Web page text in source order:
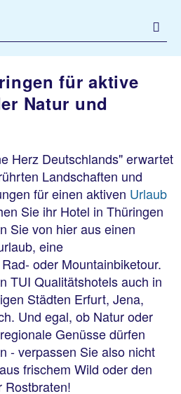
für aktive
Natur und
Herz Deutschlands" erwartet
Landschaften und
für einen aktiven Urlaub
Sie ihr Hotel in Thüringen
Sie von hier aus einen
eine
oder Mountainbiketour.
TUI Qualitätshotels auch in
Städten Erfurt, Jena,
Und egal, ob Natur oder
Genüsse dürfen
- verpassen Sie also nicht
frischem Wild oder den
Rostbraten!